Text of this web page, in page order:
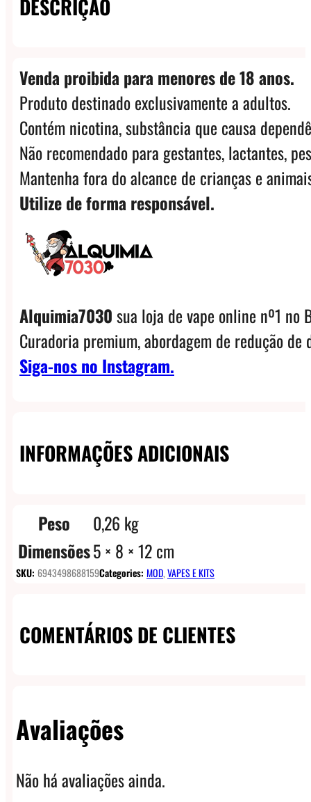
DESCRIÇÃO
Venda proibida para menores de 18 anos.
Produto destinado exclusivamente a adultos.
Contém nicotina, substância que causa
Não recomendado para gestantes, lactantes,
Mantenha fora do alcance de crianças e
Utilize de forma responsável.
Alquimia7030sua loja de vape online nº1 no
Curadoria premium, abordagem de redução
Siga-nos no Instagram.
INFORMAÇÕES ADICIONAIS
Peso
0,26 kg
Dimensões5 × 8 × 12 cm
SKU: 6943498688159Categories: MOD,VAPES E KITS
COMENTÁRIOS DE CLIENTES
Avaliações
Não há avaliações ainda.